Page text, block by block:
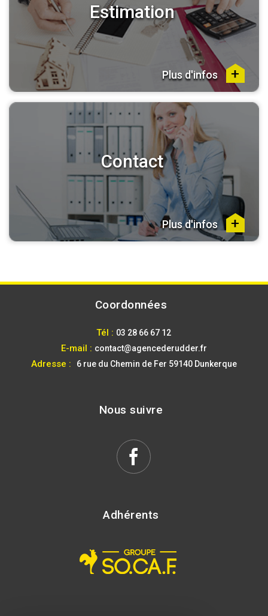
Estimation
Plus d'infos
Contact
Plus d'infos
Coordonnées
Tél : 03 28 66 67 12
E-mail : contact@agencederudder.fr
Adresse : 6 rue du Chemin de Fer 59140 Dunkerque
Nous suivre
Adhérents